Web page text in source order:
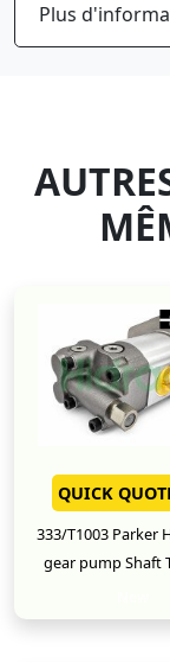
Plus
QUICK
333/T1003 Parker
gear pump Shaft